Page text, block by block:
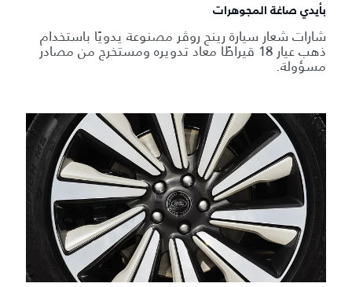
بأيدي صاغة المجوهرات
شارات شعار سيارة رينج روڤر مصنوعة يدويًا باستخدام
ذهب عيار 18 قيراطًا معاد تدويره ومستخرج من مصادر
مسؤولة.